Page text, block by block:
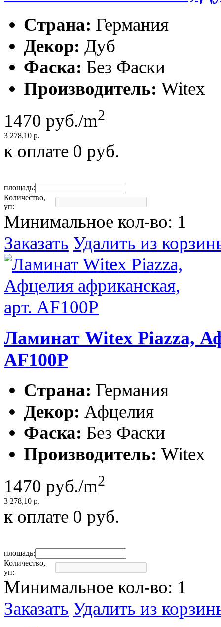
Страна: Германия
Декор: Дуб
Фаска: Без Фаски
Производитель: Witex
1470 руб./m2
3 278,10 р.
к оплате 0 руб.
площадь:
Количество,
уп:
Минимальное кол-во: 1
Заказать Удалить из
Ламинат Witex Piazza,
AF100P
Страна: Германия
Декор: Афцелия
Фаска: Без Фаски
Производитель: Witex
1470 руб./m2
3 278,10 р.
к оплате 0 руб.
площадь:
Количество,
уп:
Минимальное кол-во: 1
Заказать Удалить из